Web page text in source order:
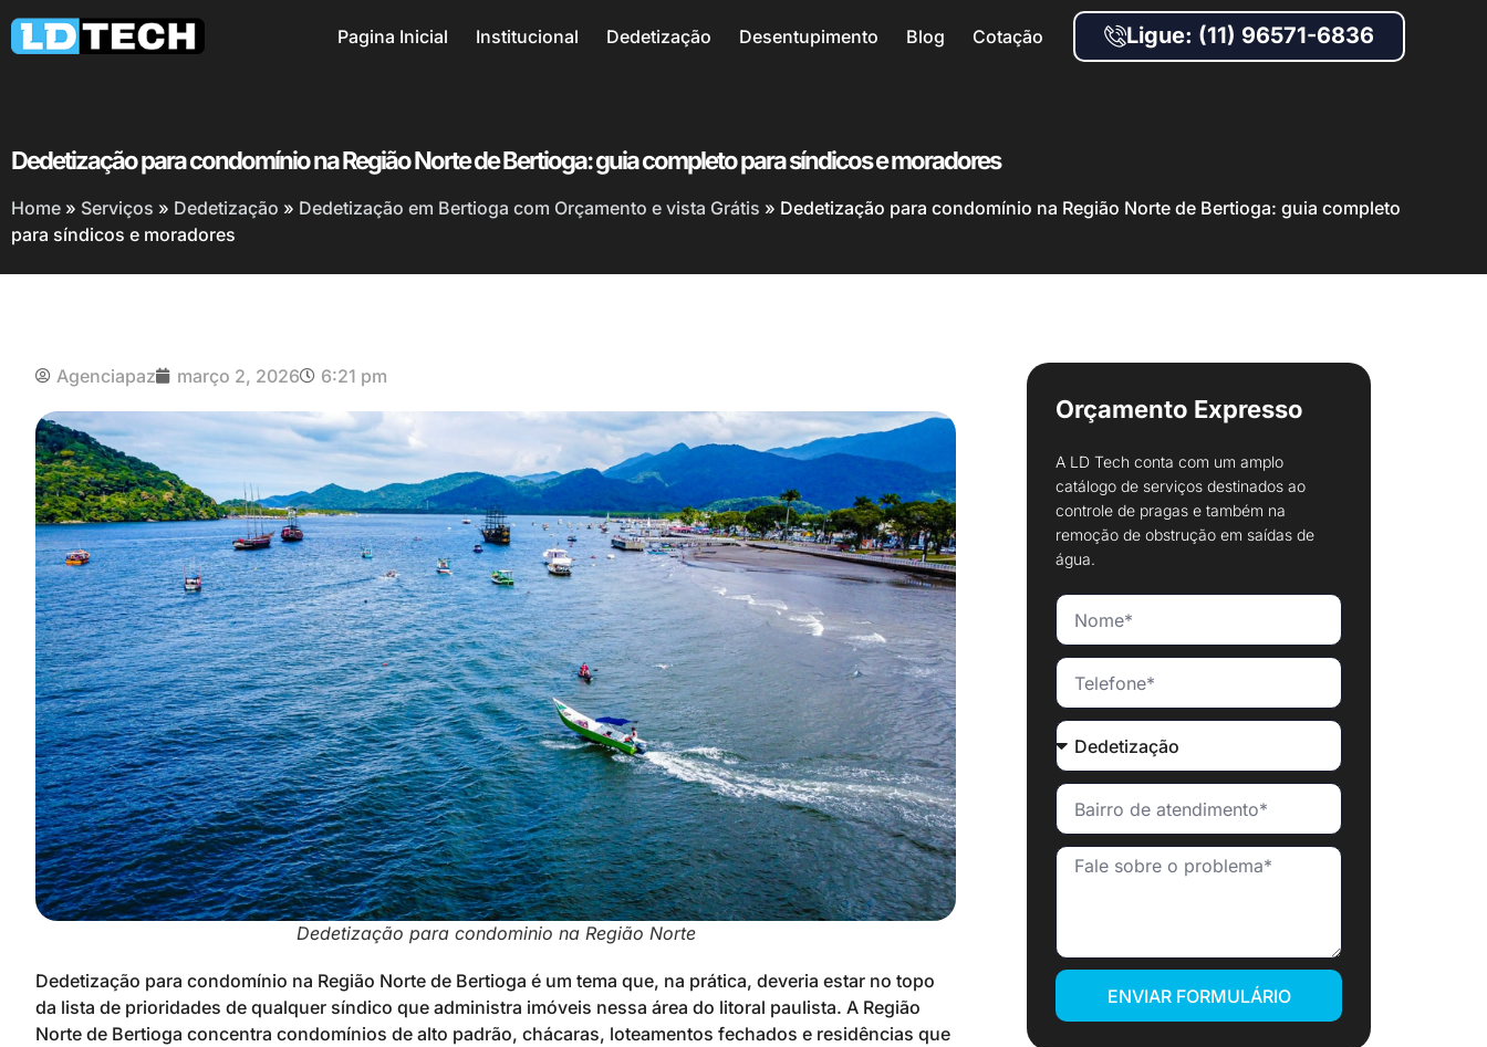
Pagina Inicial Institucional Dedetização Desentupimento Blog Cotação Ligue: (11) 96571-6836
Dedetização para condomínio na Região Norte de Bertioga: guia completo para síndicos e moradores
Home » Serviços » Dedetização » Dedetização em Bertioga com Orçamento e vista Grátis » Dedetização para condomínio na Região Norte de Bertioga: guia completo
para síndicos e moradores
Agenciapaz março 2, 2026 6:21 pm
Dedetização para condominio na Região Norte
Dedetização para condomínio na Região Norte de Bertioga é um tema que, na prática, deveria estar no topo
da lista de prioridades de qualquer síndico que administra imóveis nessa área do litoral paulista. A Região
Norte de Bertioga concentra condomínios de alto padrão, chácaras, loteamentos fechados e residências que
Orçamento Expresso
A LD Tech conta com um amplo
catálogo de serviços destinados ao
controle de pragas e também na
remoção de obstrução em saídas de
água.
ENVIAR FORMULÁRIO